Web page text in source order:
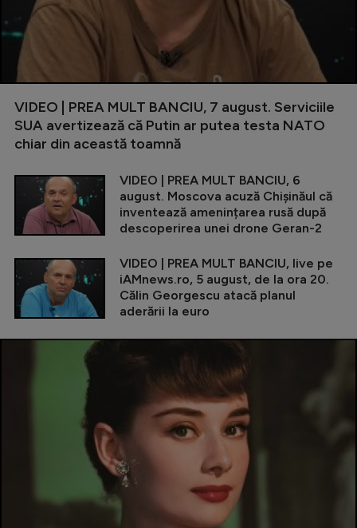
VIDEO | PREA MULT BANCIU, 7 august. Serviciile
SUA avertizează că Putin ar putea testa NATO
chiar din această toamnă
VIDEO | PREA MULT BANCIU, 6
august. Moscova acuză Chișinăul că
inventează amenințarea rusă după
descoperirea unei drone Geran-2
VIDEO | PREA MULT BANCIU, live pe
iAMnews.ro, 5 august, de la ora 20.
Călin Georgescu atacă planul
aderării la euro